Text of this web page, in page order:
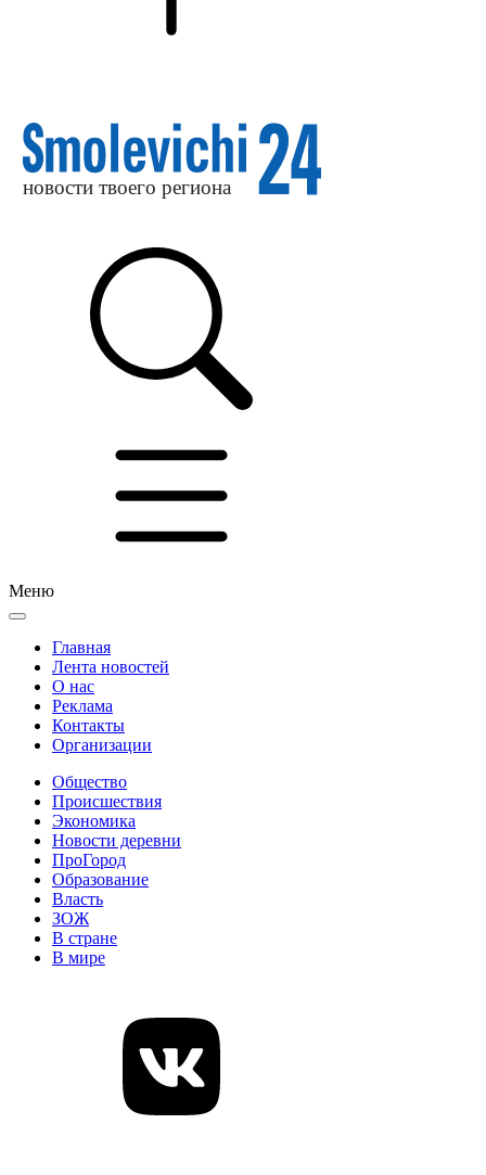
Меню
Главная
Лента новостей
О нас
Реклама
Контакты
Организации
Общество
Происшествия
Экономика
Новости деревни
ПроГород
Образование
Власть
ЗОЖ
В стране
В мире